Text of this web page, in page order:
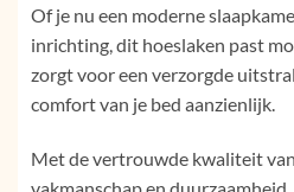
Of je nu een moderne
inrichting, dit hoeslaken past
zorgt voor een verzorgde
comfort van je bed aanzienlijk.
Met de vertrouwde kwaliteit van